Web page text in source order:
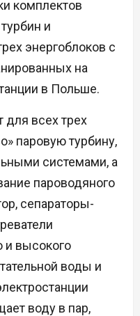
комплектов
и
энергоблоков с
на
в Польше.
для всех трех
паровую турбину,
системами, а
пароводяного
сепараторы-
и высокого
воды и
воду в пар,